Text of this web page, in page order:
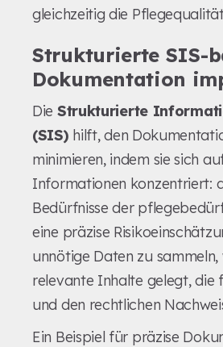
gleichzeitig die
Strukturierte SIS-
Dokumentation
Die Strukturierte
(SIS) hilft, den
minimieren, indem sie sich
Informationen konzentriert:
Bedürfnisse der
eine präzise
unnötige Daten zu
relevante Inhalte gelegt, die
und den rechtlichen
Ein Beispiel für präzise